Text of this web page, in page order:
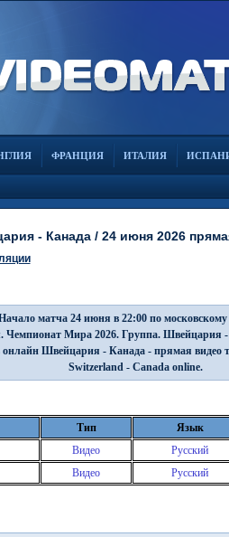
ФРАНЦИЯ ИТАЛИЯ
- Канада / 24 июня 2026
матча 24 июня в 22:00 по
Чемпионат Мира 2026. Группа. Швейцария
онлайн Швейцария - Канада - прямая видео
Switzerland - Canada online.
Тип
Язык
Видео
Русский
Видео Русский